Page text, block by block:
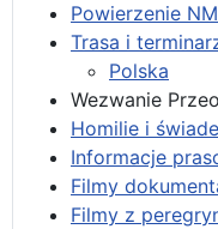
Powierzenie
Trasa i
Polska
Wezwanie
Homilie i
Informacje
Filmy
Filmy z